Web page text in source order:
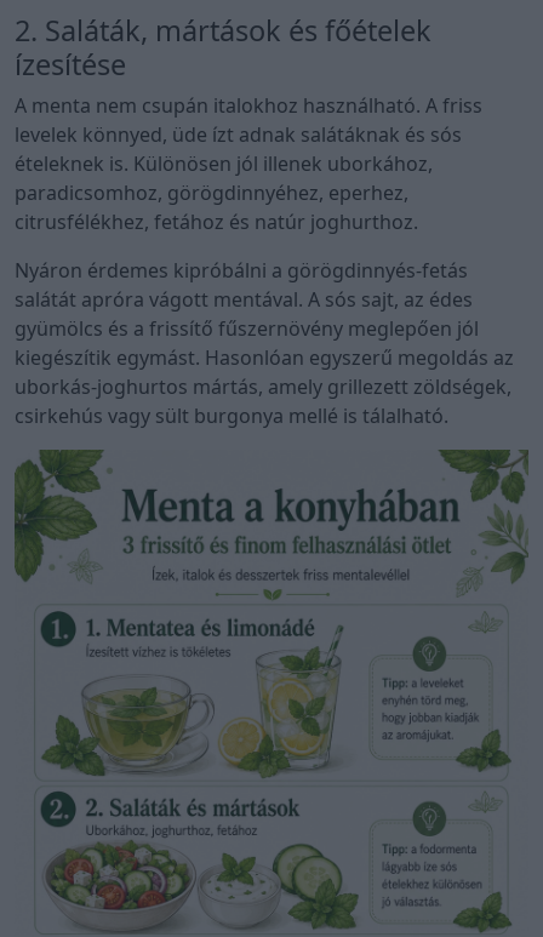
2. Saláták, mártások és főételek
ízesítése
A menta nem csupán italokhoz használható. A friss
levelek könnyed, üde ízt adnak salátáknak és sós
ételeknek is. Különösen jól illenek uborkához,
paradicsomhoz, görögdinnyéhez, eperhez,
citrusfélékhez, fetához és natúr joghurthoz.
Nyáron érdemes kipróbálni a görögdinnyés-fetás
salátát apróra vágott mentával. A sós sajt, az édes
gyümölcs és a frissítő fűszernövény meglepően jól
kiegészítik egymást. Hasonlóan egyszerű megoldás az
uborkás-joghurtos mártás, amely grillezett zöldségek,
csirkehús vagy sült burgonya mellé is tálalható.